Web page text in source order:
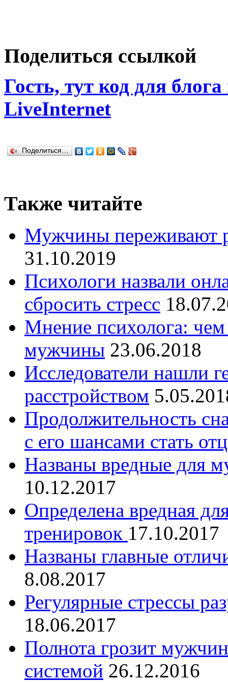
Поделиться ссылкой
Гость, тут код для
LiveInternet
Поделиться…
Также читайте
Мужчины переживают
31.10.2019
Психологи назвали
сбросить стресс
Мнение психолога: чем
мужчины 23.06.2018
Исследователи нашли
расстройством
Продолжительность
с его шансами стать
Названы вредные для
10.12.2017
Определена вредная
тренировок 17.10.2017
Названы главные
8.08.2017
Регулярные стрессы
18.06.2017
Полнота грозит
системой 26.12.2016